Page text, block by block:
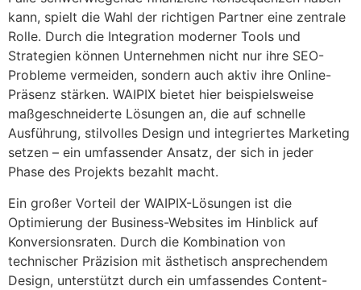
kann, spielt die Wahl der richtigen Partner eine zentrale
Rolle. Durch die Integration moderner Tools und
Strategien können Unternehmen nicht nur ihre SEO-
Probleme vermeiden, sondern auch aktiv ihre Online-
Präsenz stärken. WAIPIX bietet hier beispielsweise
maßgeschneiderte Lösungen an, die auf schnelle
Ausführung, stilvolles Design und integriertes Marketing
setzen – ein umfassender Ansatz, der sich in jeder
Phase des Projekts bezahlt macht.
Ein großer Vorteil der WAIPIX-Lösungen ist die
Optimierung der Business-Websites im Hinblick auf
Konversionsraten. Durch die Kombination von
technischer Präzision mit ästhetisch ansprechendem
Design, unterstützt durch ein umfassendes Content-